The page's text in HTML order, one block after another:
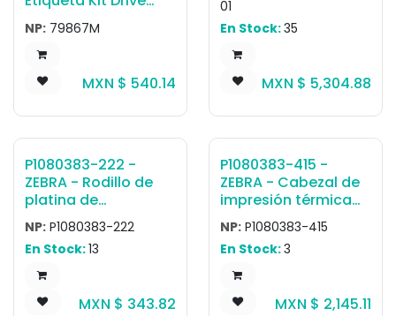
Belt 300 & 600 dpi
ZT400 Series ZMx00
Series
NP: 79867M
MXN $ 540.14
/ MC3450 Four-slot
battery charger.
Sold separately:
Power Supply (PWR-
BGA12V50W0WW),
388A1-01), and
country-specific AC
line cord.
01
En Stock:35
MXN $ 5,304.88
P1080383-222 -
ZEBRA - Rodillo de
platina de
transferencia
térmica Rodillo de
impresión 203 dpi,
ZD420T ZD620T
NP: P1080383-222
En Stock:13
MXN $ 343.82
P1080383-415 -
ZEBRA - Cabezal de
impresión térmica
directa Cabezal de
impresión 203 dpi,
ZD420D ZD620D
NP: P1080383-415
En Stock:3
MXN $ 2,145.11